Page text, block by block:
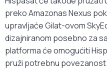
preko Amazonas Nexus
upravljaće Gilat-ovom
dizajniranom posebno za
platforma će omogućiti
pruži potrebnu